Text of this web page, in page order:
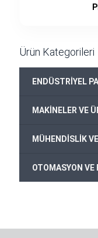
Ürün Kategorileri
ENDÜSTRİYEL
MAKİNELER VE
MÜHENDİSLİK
OTOMASYON VE